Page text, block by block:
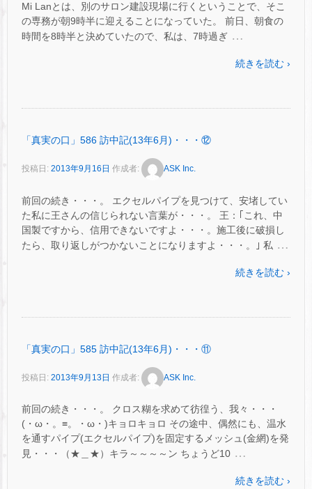
Mi Lanとは、別のサロン建設現場に行くということで、そこ
の専務が朝9時半に迎えることになっていた。 前日、朝食の
時間を8時半と決めていたので、私は、7時過ぎ …
続きを読む ›
「真実の口」586 訪中記(13年6月)・・・⑫
投稿日: 2013年9月16日 作成者: ASK Inc.
前回の続き・・・。 エクセルパイプを見つけて、安堵してい
た私に王さんの信じられない言葉が・・・。 王：｢これ、中
国製ですから、信用できないですよ・・・。施工後に破損し
たら、取り返しがつかないことになりますよ・・・。｣ 私 …
続きを読む ›
「真実の口」585 訪中記(13年6月)・・・⑪
投稿日: 2013年9月13日 作成者: ASK Inc.
前回の続き・・・。 クロス糊を求めて彷徨う、我々・・・
(・ω・。≡。・ω・)キョロキョロ その途中、偶然にも、温水
を通すパイプ(エクセルパイプ)を固定するメッシュ(金網)を発
見・・・（★＿★）キラ～～～～ン ちょうど10 …
続きを読む ›